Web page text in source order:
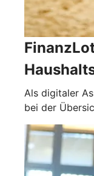
Als digitaler
bei der